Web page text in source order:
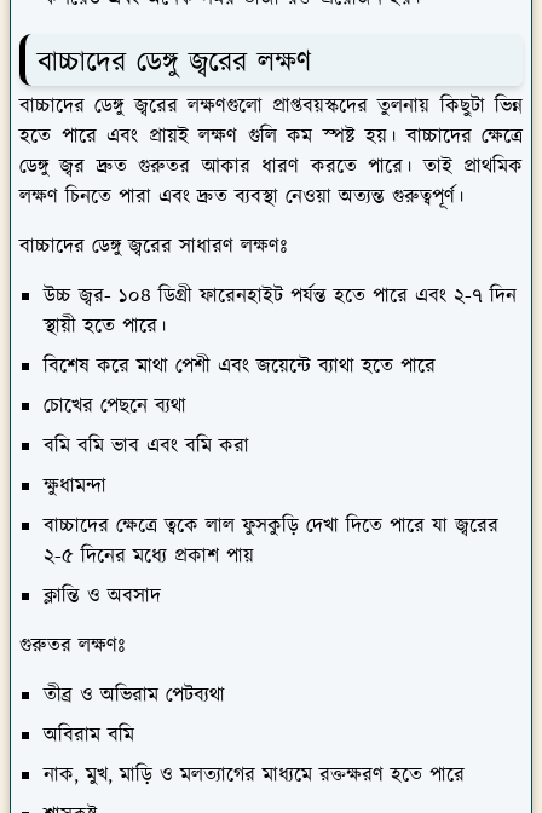
বাচ্চাদের ডেঙ্গু জ্বরের লক্ষণগুলো প্রাপ্তবয়স্কদের তুলনায় কিছুটা ভিন্ন
হতে পারে এবং প্রায়ই লক্ষণ গুলি কম স্পষ্ট হয়। বাচ্চাদের ক্ষেত্রে
ডেঙ্গু জ্বর দ্রুত গুরুতর আকার ধারণ করতে পারে। তাই প্রাথমিক
লক্ষণ চিনতে পারা এবং দ্রুত ব্যবস্থা নেওয়া অত্যন্ত গুরুত্বপূর্ণ।
স্থায়ী হতে পারে।
বিশেষ করে মাথা পেশী এবং জয়েন্টে ব্যাথা হতে পারে
চোখের পেছনে ব্যথা
বমি বমি ভাব এবং বমি করা
ক্ষুধামন্দা
বাচ্চাদের ক্ষেত্রে ত্বকে লাল ফুসকুড়ি দেখা দিতে পারে যা জ্বরের
২-৫ দিনের মধ্যে প্রকাশ পায়
ক্লান্তি ও অবসাদ
অবিরাম বমি
নাক, মুখ, মাড়ি ও মলত্যাগের মাধ্যমে রক্তক্ষরণ হতে পারে
শ্বাসকষ্ট